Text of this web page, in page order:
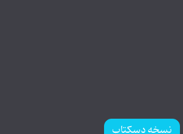
نسخه دسکتاپ